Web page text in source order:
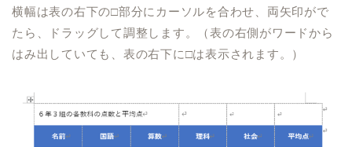
横幅は表の右下の□部分にカーソルを合わせ、両矢印がで
たら、ドラッグして調整します。（表の右側がワードから
はみ出していても、表の右下に□は表示されます。）